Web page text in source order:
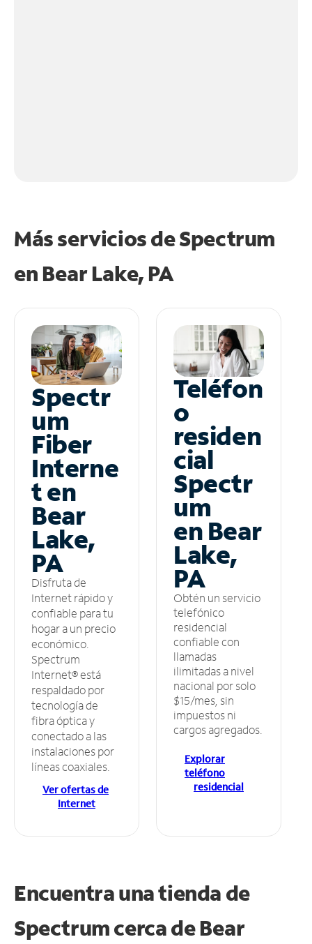
Más servicios de Spectrum
en Bear Lake, PA
Spectr
um
Fiber
Interne
t en
Bear
Lake,
PA
Disfruta de
Internet rápido y
confiable para tu
hogar a un precio
económico.
Spectrum
Internet® está
respaldado por
tecnología de
fibra óptica y
conectado a las
instalaciones por
líneas coaxiales.
Ver ofertas de
Internet
Teléfon
o
residen
cial
Spectr
um
en Bear
Lake,
PA
Obtén un servicio
telefónico
residencial
confiable con
llamadas
ilimitadas a nivel
nacional por solo
$15/mes, sin
impuestos ni
cargos agregados.
Explorar
teléfono
residencial
Encuentra una tienda de
Spectrumcerca de Bear